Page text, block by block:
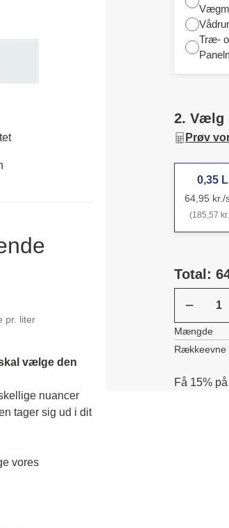
pr. liter
vælge den
nuancer
tager sig ud i dit
Træ-
2. Vælg
Prøv
0,35 L
64,95 kr./
(185,57
Total:
Mængde
Rækkeevne
Få 15%